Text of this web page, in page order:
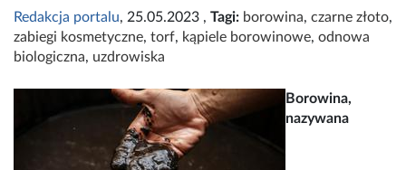
Redakcja portalu, 25.05.2023 , Tagi: borowina, czarne złoto,
zabiegi kosmetyczne, torf, kąpiele borowinowe, odnowa
biologiczna, uzdrowiska
Borowina,
nazywana